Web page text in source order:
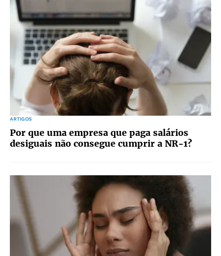
ARTIGOS
Por que uma empresa que paga salários
desiguais não consegue cumprir a NR-1?